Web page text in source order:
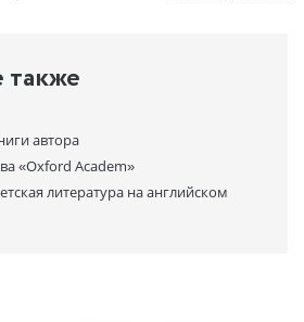
автора
«Oxford Academ»
литература на английском